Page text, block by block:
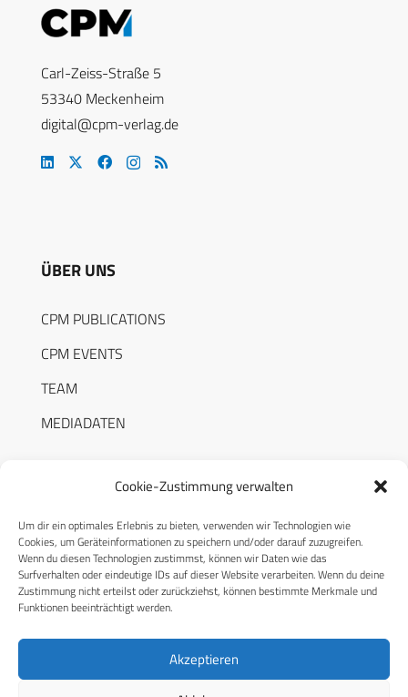
Cookie-Zustimmung verwalten
Um dir ein optimales Erlebnis zu bieten, verwenden wir Technologien wie
Cookies, um Geräteinformationen zu speichern und/oder darauf zuzugreifen.
Wenn du diesen Technologien zustimmst, können wir Daten wie das
Surfverhalten oder eindeutige IDs auf dieser Website verarbeiten. Wenn du deine
Zustimmung nicht erteilst oder zurückziehst, können bestimmte Merkmale und
Funktionen beeinträchtigt werden.
Akzeptieren
Carl-Zeiss-Straße 5
53340 Meckenheim
digital@cpm-verlag.de
ÜBER UNS
CPM PUBLICATIONS
CPM EVENTS
TEAM
MEDIADATEN
RECHTLICHES
Datenschutzerklärung
Cookie-Richtlinie (EU)